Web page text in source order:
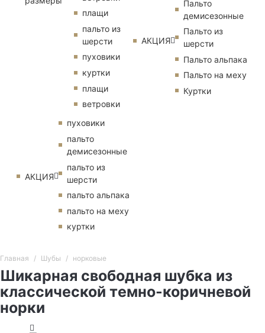
плащи
пальто из
шерсти
пуховики
куртки
плащи
ветровки
АКЦИЯ
пуховики
пальто
демисезонные
пальто из
шерсти
пальто альпака
пальто на меху
куртки
АКЦИЯ
Пальто
демисезонные
Пальто из
шерсти
Пальто альпака
Пальто на меху
Куртки
Главная Шубы норковые
Шикарная свободная шубка из
классической темно-коричневой
норки